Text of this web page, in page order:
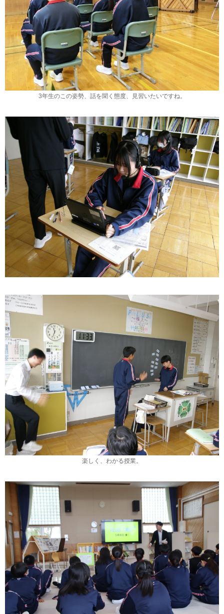
3年生のこの姿勢、話を聞く態度、見習いたいですね。
楽しく、わかる授業。